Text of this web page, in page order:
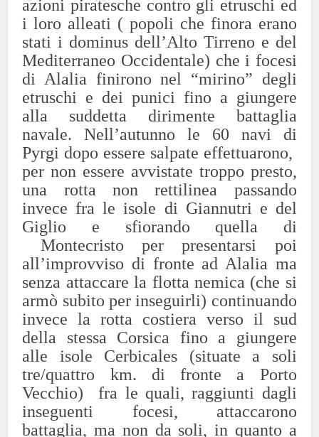
azioni piratesche contro gli etruschi ed
i loro alleati ( popoli che finora erano
stati i dominus dell’Alto Tirreno e del
Mediterraneo Occidentale) che i focesi
di Alalia finirono nel “mirino” degli
etruschi e dei punici fino a giungere
alla suddetta dirimente battaglia
navale. Nell’autunno le 60 navi di
Pyrgi dopo essere salpate effettuarono,
per non essere avvistate troppo presto,
una rotta non rettilinea passando
invece fra le isole di Giannutri e del
Giglio e sfiorando quella di
Montecristo per presentarsi poi
all’improvviso di fronte ad Alalia ma
senza attaccare la flotta nemica (che si
armò subito per inseguirli) continuando
invece la rotta costiera verso il sud
della stessa Corsica fino a giungere
alle isole Cerbicales (situate a soli
tre/quattro km. di fronte a Porto
Vecchio) fra le quali, raggiunti dagli
inseguenti focesi, attaccarono
battaglia, ma non da soli, in quanto a